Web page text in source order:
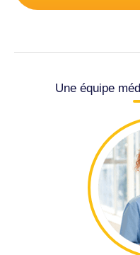
Une équipe